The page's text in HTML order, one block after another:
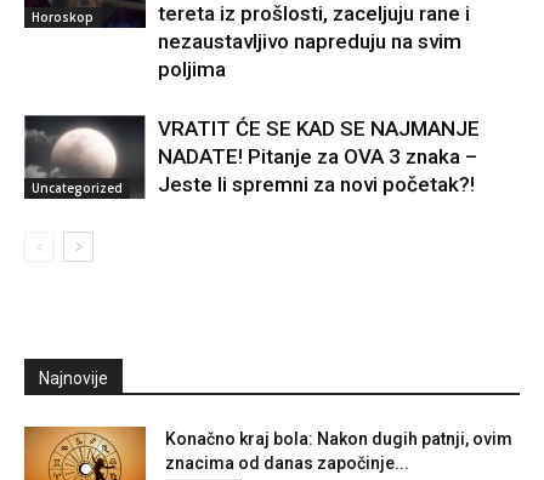
Horoskop
tereta iz prošlosti, zaceljuju rane i
nezaustavljivo napreduju na svim
poljima
Uncategorized
VRATIT ĆE SE KAD SE NAJMANJE
NADATE! Pitanje za OVA 3 znaka –
Jeste li spremni za novi početak?!
Najnovije
Konačno kraj bola: Nakon dugih patnji, ovim
znacima od danas započinje...